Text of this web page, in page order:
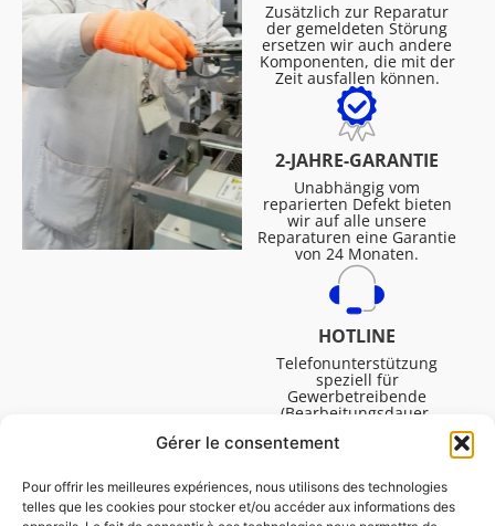
Gérer le consentement
Pour offrir les meilleures expériences, nous utilisons des technologies
telles que les cookies pour stocker et/ou accéder aux informations des
Zusätzlich zur Reparatur
der gemeldeten Störung
ersetzen wir auch andere
Komponenten, die mit der
Zeit ausfallen können.
2-JAHRE-GARANTIE
Unabhängig vom
reparierten Defekt bieten
wir auf alle unsere
Reparaturen eine Garantie
von 24 Monaten.
HOTLINE
Telefonunterstützung
speziell für
Gewerbetreibende
(Bearbeitungsdauer,
technische Assistenz usw.).
Montag bis Freitag von